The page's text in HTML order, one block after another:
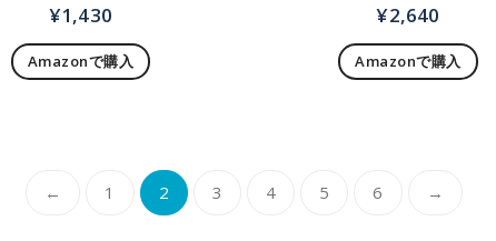
¥1,430
Amazonで購入
¥2,640
Amazonで購入
← 1 2 3 4 5 6 →